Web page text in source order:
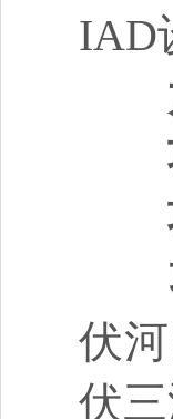
IAD
伏
伏